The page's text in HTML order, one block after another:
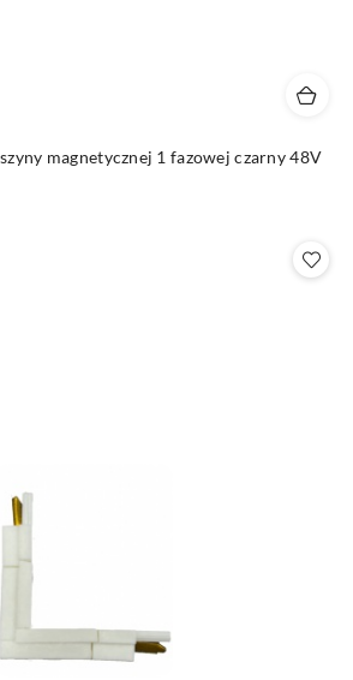
magnetycznej 1 fazowej czarny 48V